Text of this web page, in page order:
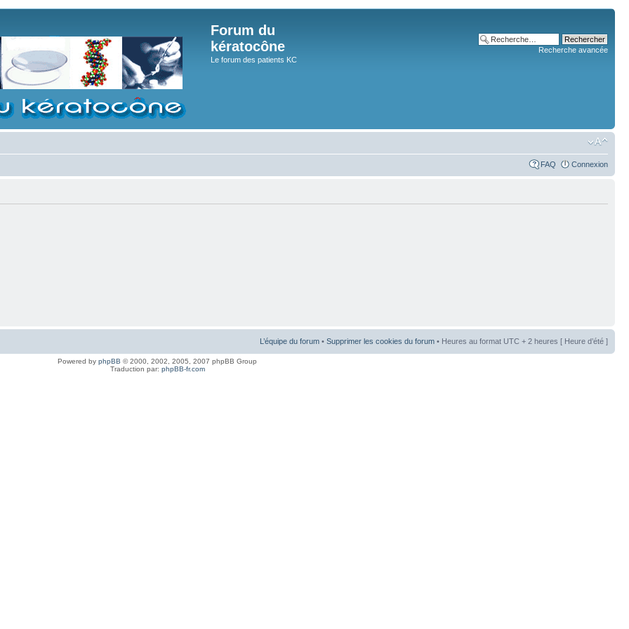
Forum du
kératocône
Le forum des patients KC
Recherche avancée
FAQ Connexion
L’équipe du forum • Supprimer les cookies du forum • Heures au format UTC + 2 heures [ Heure d’été ]
Powered by phpBB © 2000, 2002, 2005, 2007 phpBB Group
Traduction par: phpBB-fr.com